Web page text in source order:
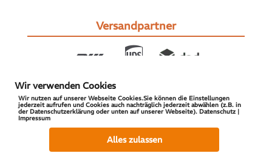
Versandpartner
© 2026 S-PARTS | All Rights Reserved
Wir verwenden Cookies
Wir nutzen auf unserer Webseite Cookies.Sie können die Einstellungen
jederzeit aufrufen und Cookies auch nachträglich jederzeit abwählen (z.B. in
der Datenschutzerklärung oder unten auf unserer Webseite). Datenschutz |
Impressum
Alles zulassen